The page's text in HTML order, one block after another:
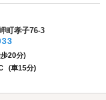
町孝子76-3
20分)
(車15分)